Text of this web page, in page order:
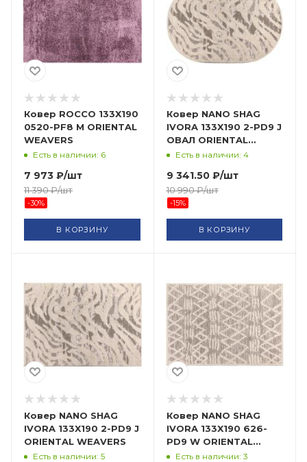
Ковер ROCCO 133X190
0520-PF8 M ORIENTAL
WEAVERS
Есть в наличии: 6
7 973 ₽/шт
11 390₽/шт
-30%
В КОРЗИНУ
Ковер NANO SHAG
IVORA 133X190 2-PD9 J
ОВАЛ ORIENTAL
WEAVERS
Есть в наличии: 4
9 341.50₽/шт
10 990₽/шт
-15%
В КОРЗИНУ
Ковер NANO SHAG
IVORA 133X190 2-PD9 J
ORIENTAL WEAVERS
Есть в наличии: 5
Ковер NANO SHAG
IVORA 133X190 626-
PD9 W ORIENTAL
WEAVERS
Есть в наличии: 3